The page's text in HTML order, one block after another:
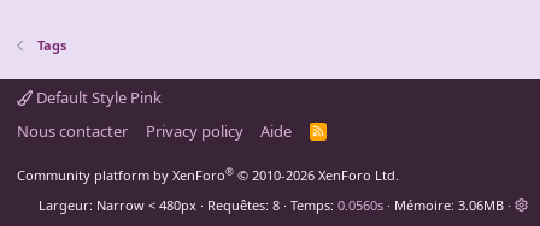
Tags
Default Style Pink
Nous contacter
Privacy policy Aide
R
Community platform by XenForo® © 2010-2026 XenForo Ltd.
Largeur
Requêtes 8 Temps 0.0560s Mémoire 3.06MB